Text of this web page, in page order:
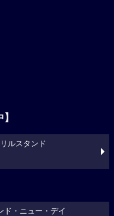
ルスタンド
・ニュー・デイ